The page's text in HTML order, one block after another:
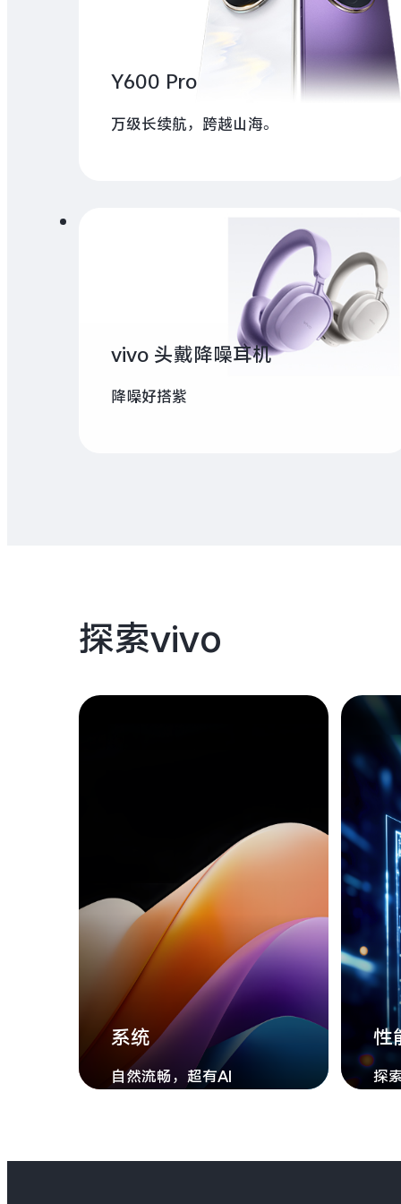
Y600 Pro
万级长续航，跨越山海。
vivo 头戴降噪耳机
降噪好搭紫
探索vivo
系统
自然流畅，超有AI
性
探